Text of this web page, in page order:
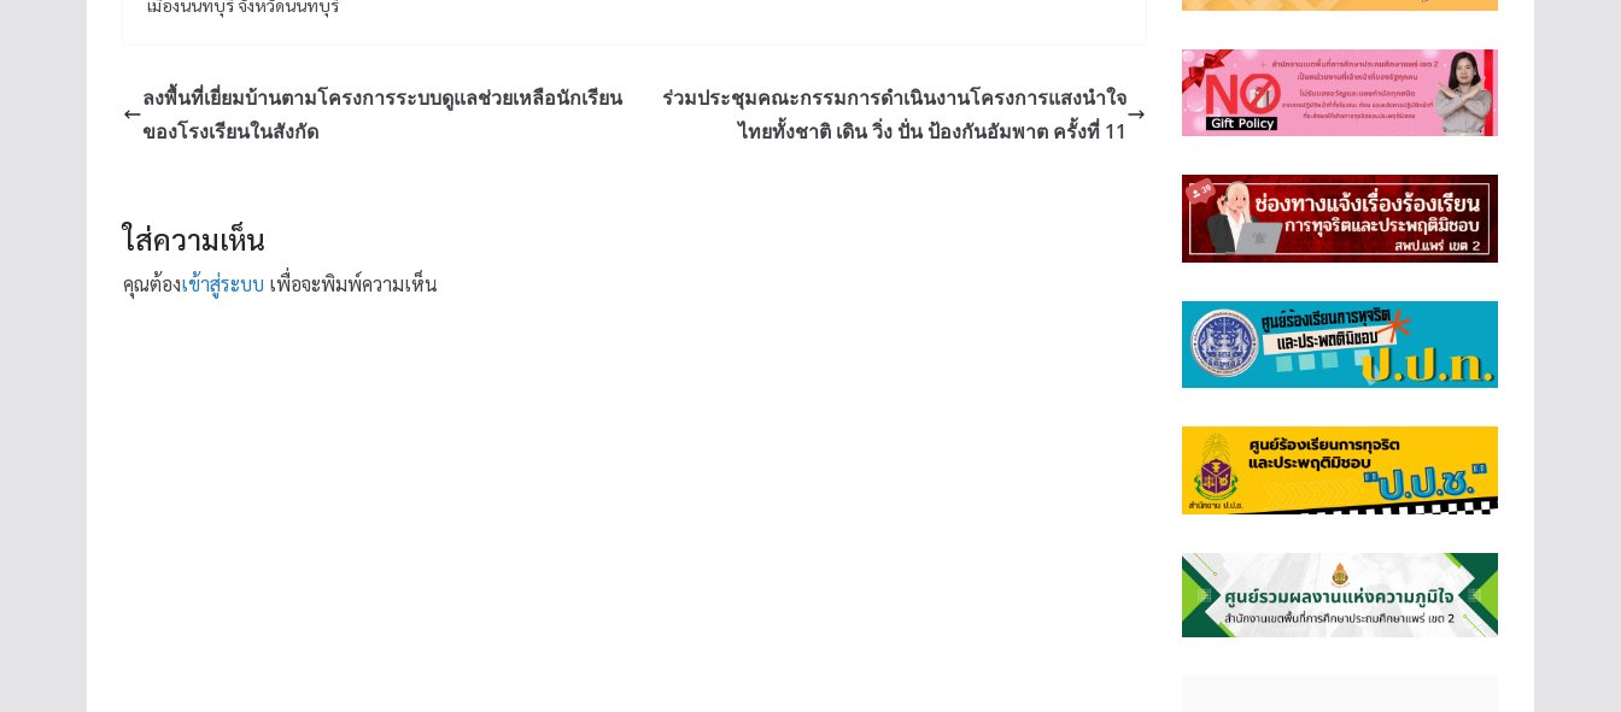
เมืองนนทบุรี จังหวัดนนทบุรี
ลงพื้นที่เยี่ยมบ้านตามโครงการระบบดูแลช่วยเหลือนักเรียน
ของโรงเรียนในสังกัด
ร่วมประชุมคณะกรรมการดำเนินงานโครงการแสงนำใจ
ไทยทั้งชาติ เดิน วิ่ง ปั่น ป้องกันอัมพาต ครั้งที่ 11
ใส่ความเห็น
คุณต้องเข้าสู่ระบบ เพื่อจะพิมพ์ความเห็น